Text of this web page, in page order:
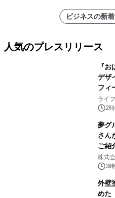
ビジネスの新
人気のプレスリリース
『
デザ
フィ
い、
ン。
ライ
2
夢グ
さん
ご紹
株式
3
外壁
めた